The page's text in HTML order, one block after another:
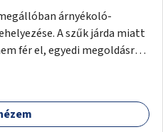
árnyékoló-
A szűk járda miatt
fér el, egyedi megoldásra